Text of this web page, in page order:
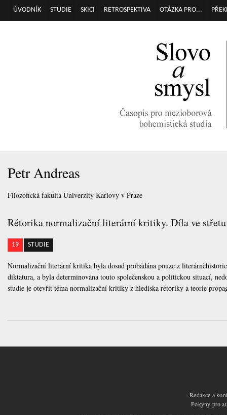
Hlavní menu
ÚVODNÍK STUDIE SKICI RETROSPEKTIVA OTÁZKA PRO...
Petr Andreas
Filozofická fakulta Univerzity Karlovy v Praze
Rétorika normalizační literární kritiky. Díla ve
19 STUDIE
Normalizační literární kritika byla dosud probádána pouze z
diktatura, a byla determinována touto společenskou a politickou situací,
studie je otevřít téma normalizační kritiky z hlediska rétoriky a teorie
Redakce a
Pokyny pro